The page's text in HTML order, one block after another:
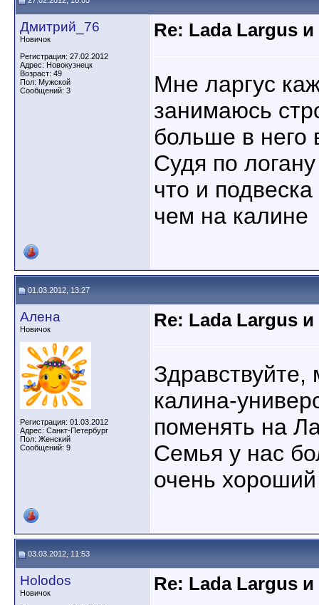
Дмитрий_76
Новичок
Регистрация: 27.02.2012
Адрес: Новокузнецк
Возраст: 49
Пол: Мужской
Сообщений: 3
Re: Lada Largus
Мне ларгус
занимаюсь
больше в него
Судя по
что и
чем на калине
01.03.2012, 13:27
Алена
Новичок
Регистрация: 01.03.2012
Адрес: Санкт-Петербург
Пол: Женский
Сообщений: 9
Re: Lada Largus
калина-
поменять на
Семья у нас
очень
03.03.2012, 11:53
Holodos
Новичок
Re: Lada Largus